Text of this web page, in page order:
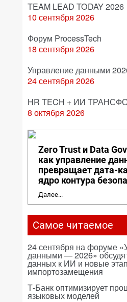
TEAM LEAD TODAY 2026
10 сентября 2026
Форум ProcessTech
18 сентября 2026
Управление данными
24 сентября 2026
HR TECH + ИИ
8 октября 2026
Zero Trust и Data
как управление
превращает дата-
ядро контура
Далее...
Самое читаемое
24 сентября на форуме
данными — 2026»
данных к ИИ и новые
импортозамещения
Т-Банк оптимизирует
языковых моделей